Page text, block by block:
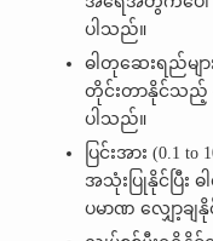
ပါသည်။
ဓါတုဆေးရည်မျ
တိုင်းတာနိုင်သည့်
ပါသည်။
ပြင်းအား (0.1
အသုံးပြုနိုင်ပြီး
ပမာဏ လျှော့ချ